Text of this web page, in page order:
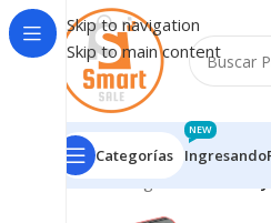
Skip to navigation
Skip to main content
Categorías Ingresando
NEW
Inicio/Ingresando